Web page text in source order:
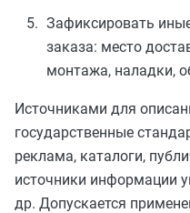
Зафиксировать
заказа: место
монтажа, наладки,
Источниками для
государственные
реклама, каталоги,
источники информации
др. Допускается